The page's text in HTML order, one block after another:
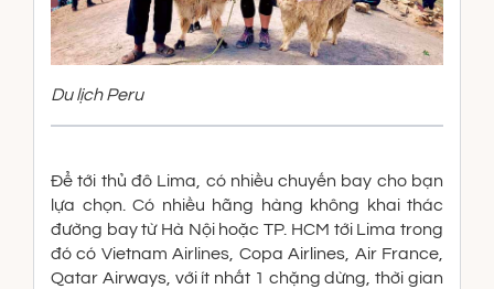
Du lịch Peru
Để tới thủ đô Lima, có nhiều chuyến bay cho bạn
lựa chọn. Có nhiều hãng hàng không khai thác
đường bay từ Hà Nội hoặc TP. HCM tới Lima trong
đó có Vietnam Airlines, Copa Airlines, Air France,
Qatar Airways, với ít nhất 1 chặng dừng, thời gian